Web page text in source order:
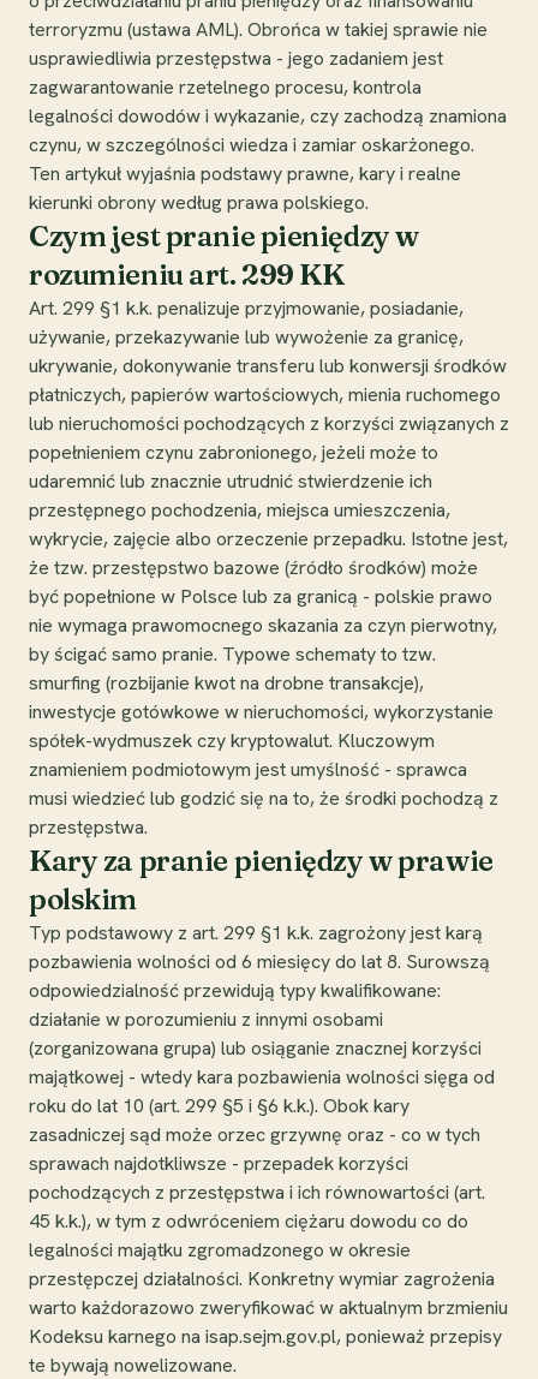
terroryzmu (ustawa AML). Obrońca w takiej sprawie nie
usprawiedliwia przestępstwa - jego zadaniem jest
zagwarantowanie rzetelnego procesu, kontrola
legalności dowodów i wykazanie, czy zachodzą znamiona
czynu, w szczególności wiedza i zamiar oskarżonego.
Ten artykuł wyjaśnia podstawy prawne, kary i realne
kierunki obrony według prawa polskiego.
Czym jest pranie pieniędzy w
rozumieniu art. 299 KK
Art. 299 §1 k.k. penalizuje przyjmowanie, posiadanie,
używanie, przekazywanie lub wywożenie za granicę,
ukrywanie, dokonywanie transferu lub konwersji środków
płatniczych, papierów wartościowych, mienia ruchomego
lub nieruchomości pochodzących z korzyści związanych z
popełnieniem czynu zabronionego, jeżeli może to
udaremnić lub znacznie utrudnić stwierdzenie ich
przestępnego pochodzenia, miejsca umieszczenia,
wykrycie, zajęcie albo orzeczenie przepadku. Istotne jest,
że tzw. przestępstwo bazowe (źródło środków) może
być popełnione w Polsce lub za granicą - polskie prawo
nie wymaga prawomocnego skazania za czyn pierwotny,
by ścigać samo pranie. Typowe schematy to tzw.
smurfing (rozbijanie kwot na drobne transakcje),
inwestycje gotówkowe w nieruchomości, wykorzystanie
spółek-wydmuszek czy kryptowalut. Kluczowym
znamieniem podmiotowym jest umyślność - sprawca
musi wiedzieć lub godzić się na to, że środki pochodzą z
przestępstwa.
Kary za pranie pieniędzy w prawie
polskim
Typ podstawowy z art. 299 §1 k.k. zagrożony jest karą
pozbawienia wolności od 6 miesięcy do lat 8. Surowszą
odpowiedzialność przewidują typy kwalifikowane:
działanie w porozumieniu z innymi osobami
(zorganizowana grupa) lub osiąganie znacznej korzyści
majątkowej - wtedy kara pozbawienia wolności sięga od
roku do lat 10 (art. 299 §5 i §6 k.k.). Obok kary
zasadniczej sąd może orzec grzywnę oraz - co w tych
sprawach najdotkliwsze - przepadek korzyści
pochodzących z przestępstwa i ich równowartości (art.
45 k.k.), w tym z odwróceniem ciężaru dowodu co do
legalności majątku zgromadzonego w okresie
przestępczej działalności. Konkretny wymiar zagrożenia
warto każdorazowo zweryfikować w aktualnym brzmieniu
Kodeksu karnego na isap.sejm.gov.pl, ponieważ przepisy
te bywają nowelizowane.